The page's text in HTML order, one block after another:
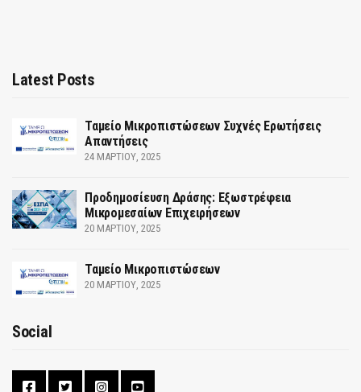
Latest Posts
Ταμείο Μικροπιστώσεων Συχνές Ερωτήσεις
Απαντήσεις
24 ΜΑΡΤΊΟΥ, 2025
Προδημοσίευση Δράσης: Εξωστρέφεια
Μικρομεσαίων Επιχειρήσεων
20 ΜΑΡΤΊΟΥ, 2025
Ταμείο Μικροπιστώσεων
20 ΜΑΡΤΊΟΥ, 2025
Social